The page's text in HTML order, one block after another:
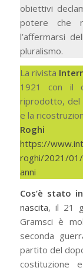
obiettivi
potere che
l’affermarsi
pluralismo.
La rivista
1921 con il
riprodotto,
e la
Roghi
https://
roghi/2021/
anni
Cos’è stato
nascita, il 21
Gramsci è
seconda
partito del
costituzione